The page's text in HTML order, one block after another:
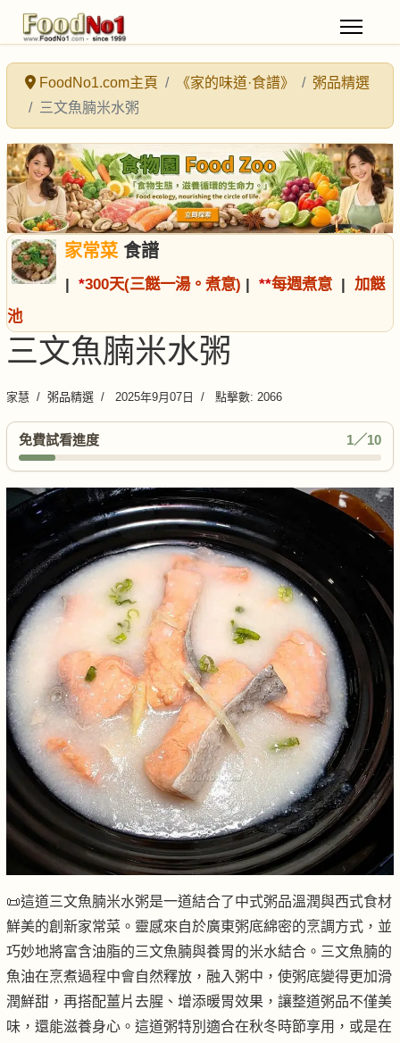
FoodNo1.com主頁 《家的味道·食譜》
粥品精選
三文魚腩米水粥
家常菜食譜
| *300天(三餸一湯。煮意) | **每週煮意 | 加餸
池
三文魚腩米水粥
家慧 粥品精選 2025年9月07日 點擊數: 2066
免費試看進度 1／10
📜這道三文魚腩米水粥是一道結合了中式粥品溫潤與西式食材
鮮美的創新家常菜。靈感來自於廣東粥底綿密的烹調方式，並
巧妙地將富含油脂的三文魚腩與養胃的米水結合。三文魚腩的
魚油在烹煮過程中會自然釋放，融入粥中，使粥底變得更加滑
潤鮮甜，再搭配薑片去腥、增添暖胃效果，讓整道粥品不僅美
味，還能滋養身心。這道粥特別適合在秋冬時節享用，或是在